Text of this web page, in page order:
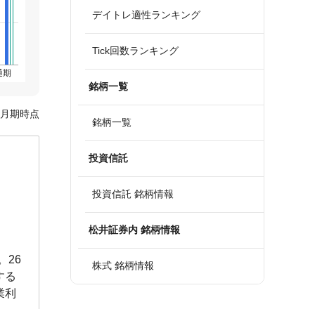
期
期時点
26
る
デイトレ適性ランキング
Tick回数ランキング
銘柄一覧
銘柄一覧
投資信託
投資信託 銘柄情報
松井証券内 銘柄情報
株式 銘柄情報